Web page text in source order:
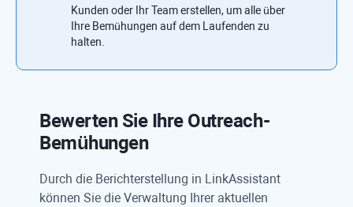
Kunden oder Ihr Team erstellen, um alle über
Ihre Bemühungen auf dem Laufenden zu
halten.
Bewerten Sie Ihre Outreach-
Bemühungen
Durch die Berichterstellung in LinkAssistant
können Sie die Verwaltung Ihrer aktuellen